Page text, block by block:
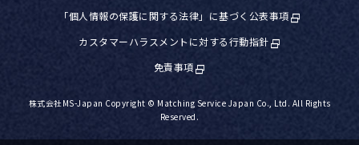
「個人情報の保護に関する法律」に基づく公表事項
カスタマーハラスメントに対する行動指針
免責事項
株式会社MS-Japan Copyright © Matching Service Japan Co., Ltd. All Rights
Reserved.